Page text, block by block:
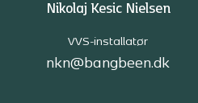
Nikolaj Kesic Nielsen
VVS-installatør
nkn@bangbeen.dk